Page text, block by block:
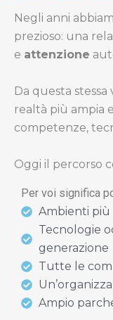
Negli anni
prezioso: una
e attenzione
Da questa stessa
realtà più ampia
competenze,
Oggi il percorso
Per voi significa
Ambienti più
Tecnologie
generazione
Tutte le
Ampio